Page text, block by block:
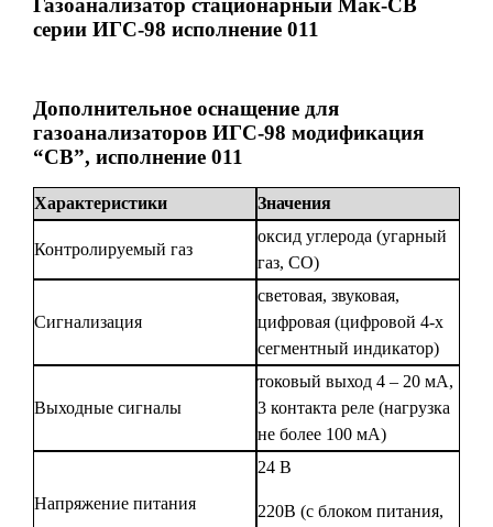
Газоанализатор стационарный Мак-СВ
серии ИГС-98 исполнение 011
Дополнительное оснащение для
газоанализаторов ИГС-98 модификация
“СВ”, исполнение 011
Характеристики Значения
Контролируемый газ
оксид углерода (угарный
газ, CO)
Сигнализация
световая, звуковая,
цифровая (цифровой 4-х
сегментный индикатор)
Выходные сигналы
токовый выход 4 – 20 мА,
3 контакта реле (нагрузка
не более 100 мА)
Напряжение питания
24 В
220В (с блоком питания,